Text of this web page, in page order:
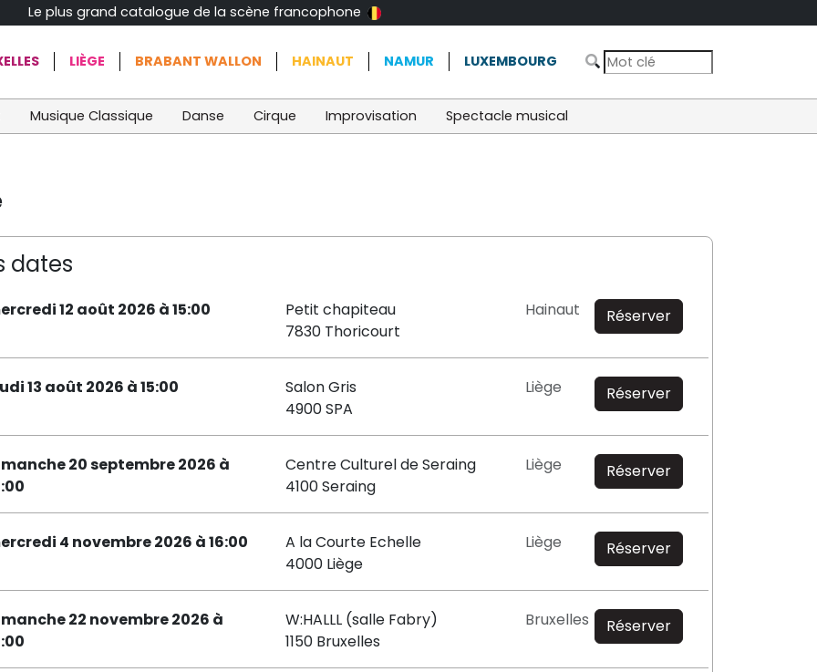
Le plus grand catalogue de la scène francophone
LIÈGE BRABANT WALLON HAINAUT NAMUR LUXEMBOURG
Musique Classique Danse Cirque Improvisation Spectacle musical
dates
12 août 2026 à 15:00
Petit chapiteau
7830 Thoricourt
Hainaut Réserver
13 août 2026 à 15:00
Salon Gris
4900 SPA
Liège Réserver
20 septembre 2026 à
Centre Culturel de Seraing
4100 Seraing
Liège Réserver
4 novembre 2026 à 16:00
A la Courte Echelle
4000 Liège
Liège Réserver
22 novembre 2026 à
W:HALLL (salle Fabry)
1150 Bruxelles
Bruxelles Réserver